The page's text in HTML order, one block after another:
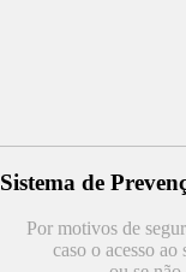
Sistema de
Por motivos de
caso o acesso